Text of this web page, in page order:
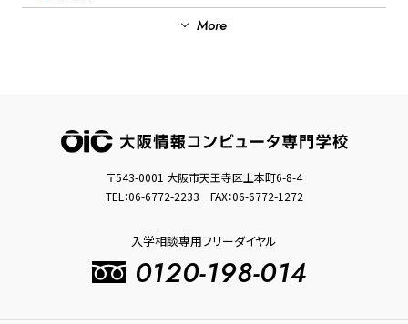
2017年
2013年
More
〒543-0001 大阪市天王寺区上本町6-8-4
TEL：06-6772-2233 FAX：06-6772-1272
入学相談専用フリーダイヤル
0120-198-014